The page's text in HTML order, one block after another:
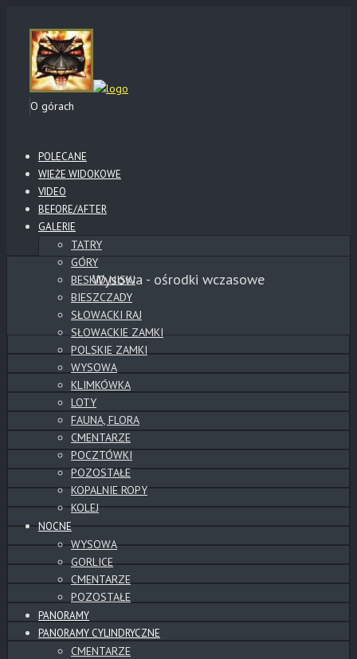
O górach
POLECANE
WIEŻE WIDOKOWE
VIDEO
BEFORE/AFTER
GALERIE
TATRY
GÓRY
BESKID NISKI
BIESZCZADY
SŁOWACKI RAJ
SŁOWACKIE ZAMKI
POLSKIE ZAMKI
WYSOWA
KLIMKÓWKA
LOTY
FAUNA, FLORA
CMENTARZE
POCZTÓWKI
POZOSTAŁE
KOPALNIE ROPY
KOLEJ
NOCNE
WYSOWA
GORLICE
CMENTARZE
POZOSTAŁE
PANORAMY
PANORAMY CYLINDRYCZNE
CMENTARZE
Wysowa - ośrodki wczasowe